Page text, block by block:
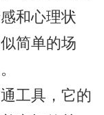
和心理状
简单的场
工具，它的